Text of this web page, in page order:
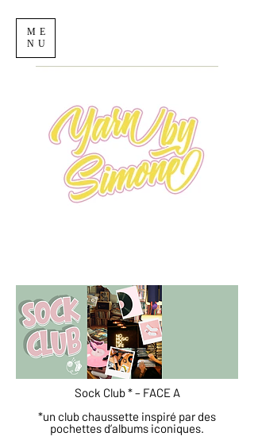
ME
NU
Sock Club * – FACE A
*un club chaussette inspiré par des
pochettes d’albums iconiques.